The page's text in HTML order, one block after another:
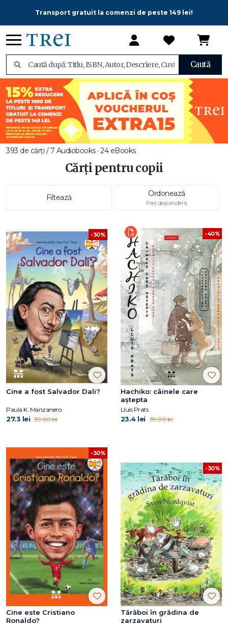
Transport gratuit la comenzi de peste 149 lei!
Caută
393 de cărți / 7 Audiobooks · 24 eBooks
Cărți pentru copii
Filtează Ordonează
Preț descendent
-30%
Cine a fost Salvador Dali?
Paula K. Manzanero
27.3 lei 39.00 lei
-40%
Hachiko: câinele care
aştepta
Lluís Prats
23.4 lei 39.00 lei
-30%
Cine este Cristiano
Ronaldo?
-30%
Tărăboi în grădina de
zarzavaturi